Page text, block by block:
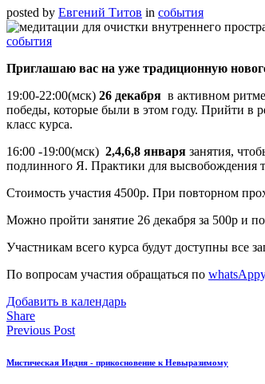
posted by Евгений Титов in события
события
Приглашаю вас на уже традиционную
19:00-22:00(мск) 26 декабря в активном
победы, которые были в этом году. Прийти в
класс курса.
16:00 -19:00(мск) 2,4,6,8 января занятия,
подлинного Я. Практики для высвобождения
Стоимость участия 4500р. При повторном
Можно пройти занятие 26 декабря за 500р и
Участникам всего курса будут доступны все
По вопросам участия обращаться по
Добавить в календарь
Share
Previous Post
Мистическая Индия - прикосновение к Невыразимому